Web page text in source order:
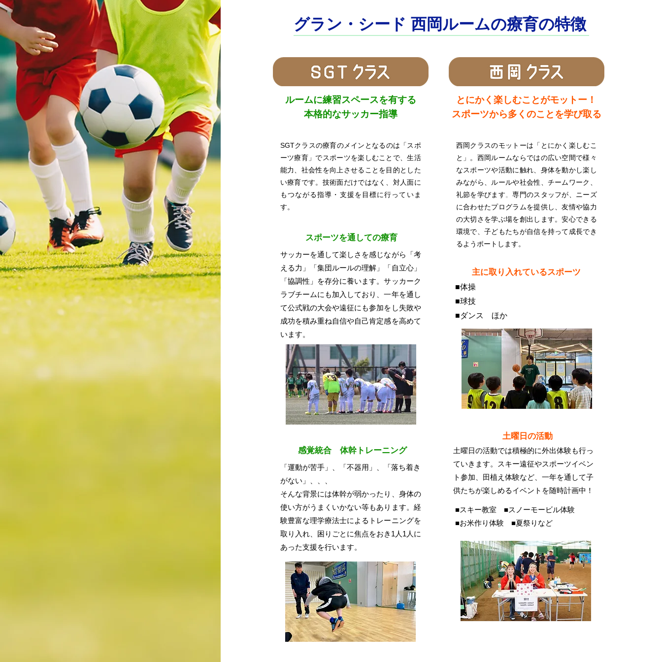
​グラン・シード 西岡ルームの療育の特徴
​ルームに練習スペースを有する
本格的なサッカー指導
SGTクラスの療育のメインとなるのは「スポ
ーツ療育」でスポーツを楽しむことで、生活
能力、社会性を向上させることを目的とした
い療育です。技術面だけではなく、対人面に
もつながる指導・支援を目標に行っていま
す。
スポーツを通しての療育
サッカーを通して楽しさを感じながら「考
える力」「集団ルールの理解」「自立心」
「協調性」を存分に養います。サッカーク
ラブチームにも加入しており、一年を通し
て公式戦の大会や遠征にも参加をし失敗や
成功を積み重ね自信や自己肯定感を高めて
います。
感覚統合 体幹トレーニング
「運動が苦手」、「不器用」、「落ち着き
がない」、、、
そんな背景には体幹が弱かったり、身体の
使い方がうまくいかない等もあります。経
験豊富な理学療法士によるトレーニングを
取り入れ、困りごとに焦点をおき1人1人に
あった支援を行います。
​とにかく楽しむことがモットー！
スポーツから多くのことを学び取る
西岡クラスのモットーは「とにかく楽しむこ
と」。西岡ルームならではの広い空間で様々
なスポーツや活動に触れ、身体を動かし楽し
みながら、
ルールや社会性、チームワーク、
礼節を学びます。専門のスタッフが、ニーズ
に合わせたプログラムを提供し、友情や協力
の大切さを学ぶ場を創出します。安心できる
環境で、子どもたちが自信を持って成長でき
るようポートします。
​主に取り入れているスポーツ
■体操
■球技
■ダンス ほか
​土曜日の活動
土曜日の活動では積極的に外出体験も行っ
ていきます。スキー遠征やスポーツイベン
ト参加、田植え体験など、一年を通して子
供たちが楽しめるイベントを随時計画中！
■スキー教室 ■スノーモービル体験
■お米作り体験 ■夏祭りなど